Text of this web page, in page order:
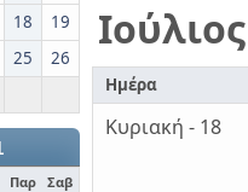
18
19
25
26
Παρ Σαβ
Ιούλιος
Ημέρα
Κυριακή - 18